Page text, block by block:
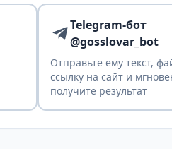
Telegram-бот
@gosslovar_bot
Отправьте ему текст,
ссылку на сайт и
получите результат